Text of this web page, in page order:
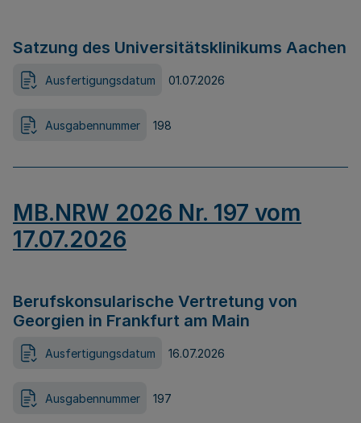
Satzung des Universitätsklinikums Aachen
Ausfertigungsdatum 01.07.2026
Ausgabennummer 198
MB.NRW 2026 Nr. 197 vom
17.07.2026
Berufskonsularische Vertretung von
Georgien in Frankfurt am Main
Ausfertigungsdatum 16.07.2026
Ausgabennummer 197